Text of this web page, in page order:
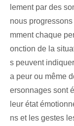
lement par⁣ des
nous
mment chaque
onction de la
s peuvent
a peur ou même
ersonnages sont
leur état
ns et les gestes